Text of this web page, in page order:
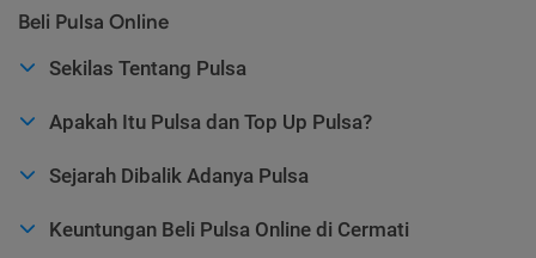
Beli Pulsa Online
Sekilas Tentang Pulsa
Apakah Itu Pulsa dan Top Up Pulsa?
Sejarah Dibalik Adanya Pulsa
Keuntungan Beli Pulsa Online di Cermati